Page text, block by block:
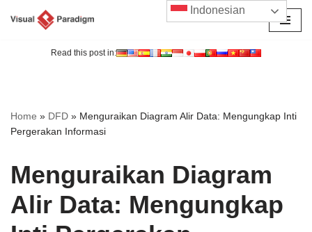
Read this post in:
Home » DFD » Menguraikan Diagram Alir Data: Mengungkap Inti
Pergerakan Informasi
Menguraikan Diagram
Alir Data: Mengungkap
Indonesian